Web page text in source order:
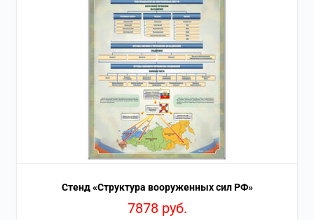
Стенд «Структура вооруженных сил РФ»
7878 руб.